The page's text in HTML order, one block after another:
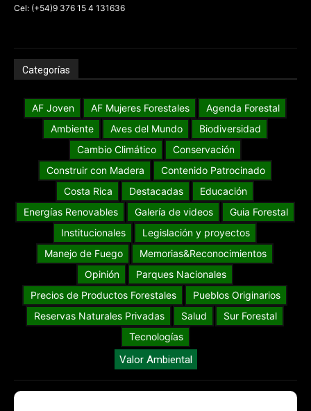
Cel: (+54)9 376 15 4 131636
Categorías
AF Joven AF Mujeres Forestales
Agenda Forestal
Ambiente
Aves del Mundo
Biodiversidad
Cambio Climático
Conservación
Construir con Madera
Contenido Patrocinado
Costa Rica
Destacadas
Educación
Energías Renovables
Galería de videos
Guia Forestal
Institucionales
Legislación y proyectos
Manejo de Fuego
Memorias&Reconocimientos
Opinión
Parques Nacionales
Precios de Productos Forestales
Pueblos Originarios
Reservas Naturales Privadas
Salud
Sur Forestal
Tecnologías
Valor Ambiental